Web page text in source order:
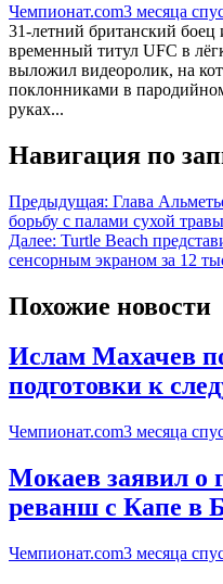
Чемпионат.com3 месяца
31-летний британский
временный титул UFC в
выложил видеоролик, на
поклонниками в
руках...
Навигация по
Предыдущая: Глава
борьбу с палами сухой травы
Далее: Turtle Beach
сенсорным экраном за 12
Похожие новости
Ислам Махачев
подготовки к
Чемпионат.com3 месяца
Мокаев заявил о
реванш с Капе в
Чемпионат.com3 месяца